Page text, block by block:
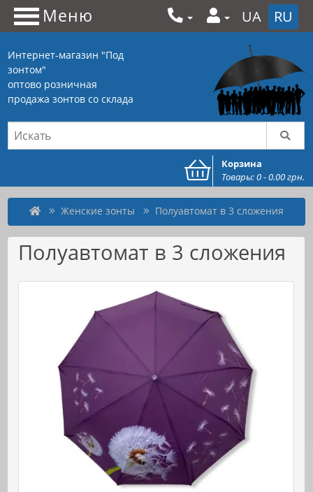
Меню UA RU
Интернет-магазин "Под
зонтом"
оптово розничная
продажа зонтов со склада
Корзина
Товары: 0 - 0.00 грн.
Женские зонты Полуавтомат в 3 сложения
Полуавтомат в 3 сложения